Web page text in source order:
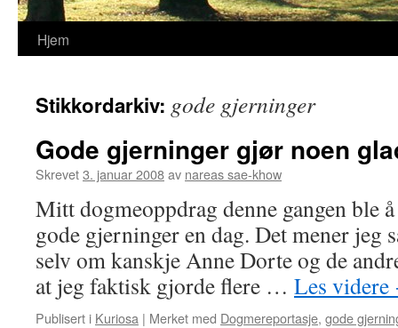
Hopp
innhold
Hjem
Stikkordarkiv: gode gjerninger
Gode gjerninger gjør noen
Skrevet3. januar 2008av nareas sae-khow
Mitt dogmeoppdrag denne gangen ble
gode gjerninger en dag. Det mener jeg
selv om kanskje Anne Dorte og de
at jeg faktisk gjorde flere … Les videre
Publisert i Kuriosa | Merket med Dogmereportasje, gode